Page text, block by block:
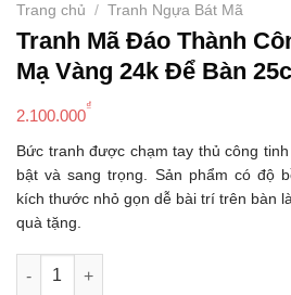
Trang chủ / Tranh Ngựa Bát Mã
Tranh Mã Đáo Thành
Mạ Vàng 24k Để Bàn
2.100.000
₫
Bức tranh được chạm tay thủ công
bật và sang trọng. Sản phẩm có độ
kích thước nhỏ gọn dễ bài trí trên bàn
quà tặng.
Tranh Mã Đáo Thành Công Bằng